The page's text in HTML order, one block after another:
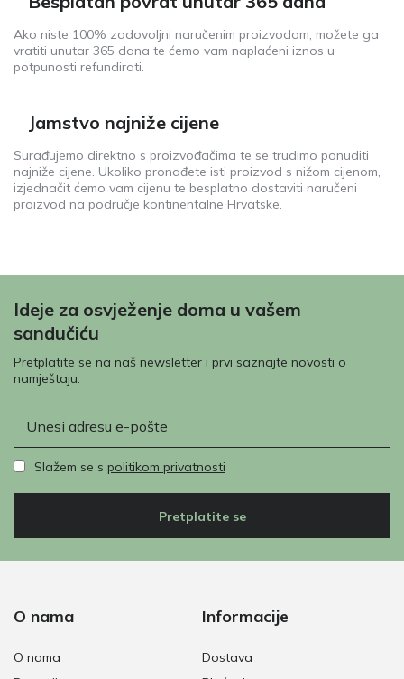
Ako niste 100% zadovoljni naručenim proizvodom, možete ga
vratiti unutar 365 dana te ćemo vam naplaćeni iznos u
potpunosti refundirati.
Jamstvo najniže cijene
Surađujemo direktno s proizvođačima te se trudimo ponuditi
najniže cijene. Ukoliko pronađete isti proizvod s nižom cijenom,
izjednačit ćemo vam cijenu te besplatno dostaviti naručeni
proizvod na područje kontinentalne Hrvatske.
Ideje za osvježenje doma u vašem
sandučiću
Pretplatite se na naš newsletter i prvi saznajte novosti o
namještaju.
Slažem se s politikom privatnosti
Pretplatite se
O nama
O nama
Informacije
Dostava